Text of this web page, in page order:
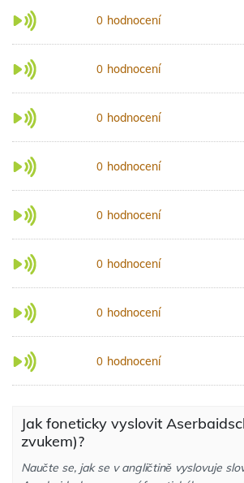
0 hodnocení
0 hodnocení
0 hodnocení
0 hodnocení
0 hodnocení
0 hodnocení
0 hodnocení
0 hodnocení
Jak foneticky vyslovit
zvukem)?
Naučte se, jak se v angličtině vyslovuje